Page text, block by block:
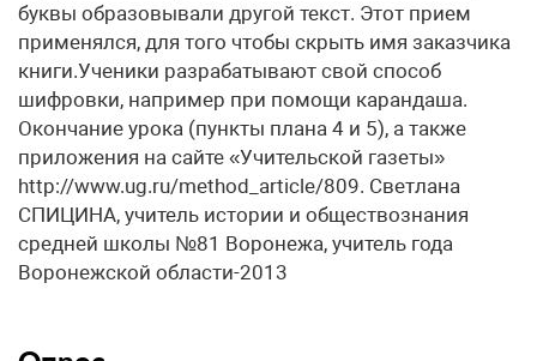
буквы образовывали другой текст. Этот прием
применялся, для того чтобы скрыть имя заказчика
книги.Ученики разрабатывают свой способ
шифровки, например при помощи карандаша.
Окончание урока (пункты плана 4 и 5), а также
приложения на сайте «Учительской газеты»
http://www.ug.ru/method_article/809. ​Светлана
СПИЦИНА, учитель истории и обществознания
средней школы №81 Воронежа, учитель года
Воронежской области-2013